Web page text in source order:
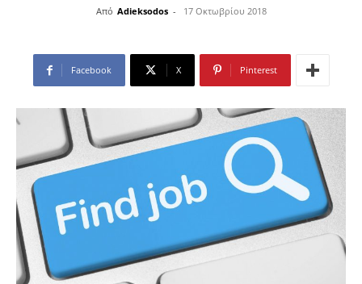
Από Adieksodos - 17 Οκτωβρίου 2018
Facebook X Pinterest